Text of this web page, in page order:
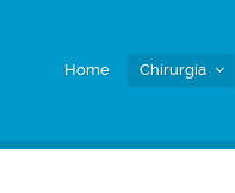
Home Chirurgia